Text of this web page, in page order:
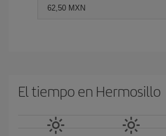
62,50 MXN
El tiempo en Hermosillo